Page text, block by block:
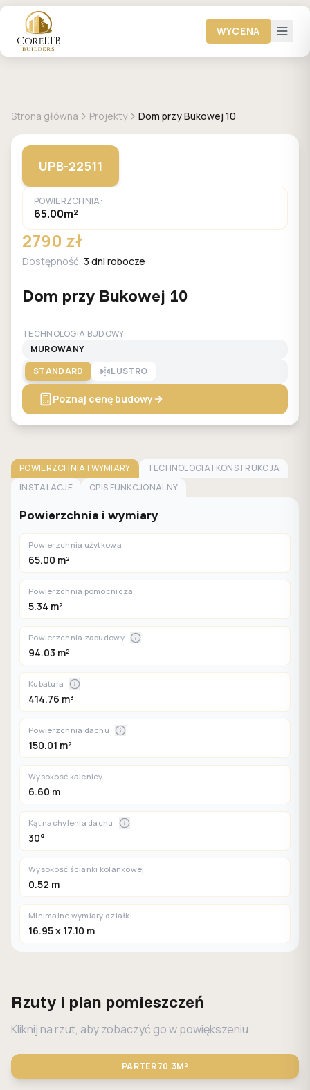
WYCENA
Strona główna Projekty Dom przy Bukowej 10
UPB-22511
POWIERZCHNIA:
65.00m²
2790 zł
Dostępność: 3 dni robocze
Dom przy Bukowej 10
TECHNOLOGIA BUDOWY:
MUROWANY
STANDARD
LUSTRO
Poznaj cenę budowy
POWIERZCHNIA I WYMIARY
TECHNOLOGIA I KONSTRUKCJA
INSTALACJE
OPIS FUNKCJONALNY
Powierzchnia i wymiary
Powierzchnia użytkowa
65.00 m²
Powierzchnia pomocnicza
5.34 m²
Powierzchnia zabudowy
94.03 m²
Kubatura
414.76 m³
Powierzchnia dachu
150.01 m²
Wysokość kalenicy
6.60 m
Kąt nachylenia dachu
30°
Wysokość ścianki kolankowej
0.52 m
Minimalne wymiary działki
16.95 x 17.10 m
Rzuty i plan pomieszczeń
Kliknij na rzut, aby zobaczyć go w powiększeniu
PARTER70.3M²